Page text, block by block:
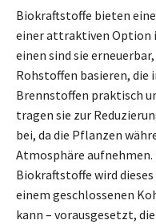
Biokraftstoffe bieten
einer attraktiven Option
einen sind sie
Rohstoffen basieren, die
Brennstoffen praktisch
tragen sie zur
bei, da die Pflanzen
Atmosphäre aufnehmen.
Biokraftstoffe wird
einem geschlossenen
kann – vorausgesetzt,